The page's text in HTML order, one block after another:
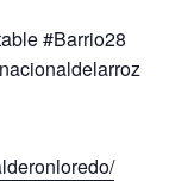
#Barrio28